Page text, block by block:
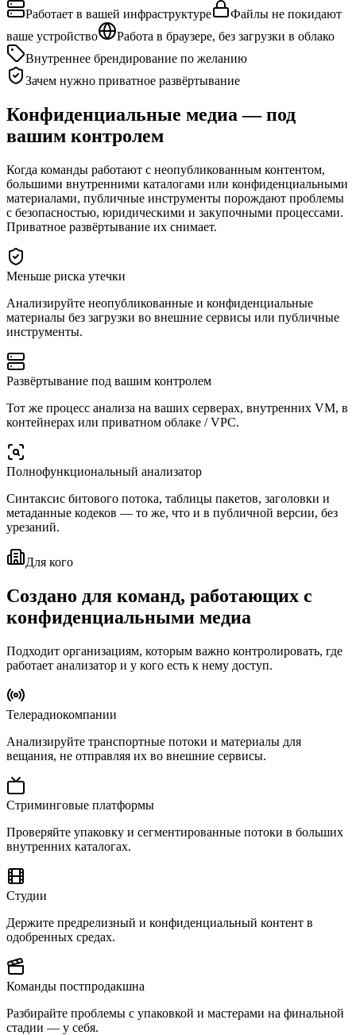
Работает в вашей инфраструктуре
Файлы не покидают
ваше устройство
Работа в браузере, без загрузки в облако
Внутреннее брендирование по желанию
Зачем нужно приватное развёртывание
Конфиденциальные медиа — под
вашим контролем
Когда команды работают с неопубликованным контентом,
большими внутренними каталогами или конфиденциальными
материалами, публичные инструменты порождают проблемы
с безопасностью, юридическими и закупочными процессами.
Приватное развёртывание их снимает.
Меньше риска утечки
Анализируйте неопубликованные и конфиденциальные
материалы без загрузки во внешние сервисы или публичные
инструменты.
Развёртывание под вашим контролем
Тот же процесс анализа на ваших серверах, внутренних VM, в
контейнерах или приватном облаке / VPC.
Полнофункциональный анализатор
Синтаксис битового потока, таблицы пакетов, заголовки и
метаданные кодеков — то же, что и в публичной версии, без
урезаний.
Для кого
Создано для команд, работающих с
конфиденциальными медиа
Подходит организациям, которым важно контролировать, где
работает анализатор и у кого есть к нему доступ.
Телерадиокомпании
Анализируйте транспортные потоки и материалы для
вещания, не отправляя их во внешние сервисы.
Стриминговые платформы
Проверяйте упаковку и сегментированные потоки в больших
внутренних каталогах.
Студии
Держите предрелизный и конфиденциальный контент в
одобренных средах.
Команды постпродакшна
Разбирайте проблемы с упаковкой и мастерами на финальной
стадии — у себя.